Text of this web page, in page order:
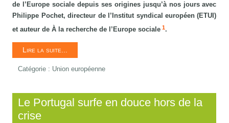
de l’Europe sociale depuis ses origines jusqu’à nos jours avec
Philippe Pochet, directeur de l’Institut syndical européen (ETUI)
et auteur de À la recherche de l’Europe sociale1.
Lire la suite...
Catégorie : Union européenne
Le Portugal surfe en douce hors de la
crise